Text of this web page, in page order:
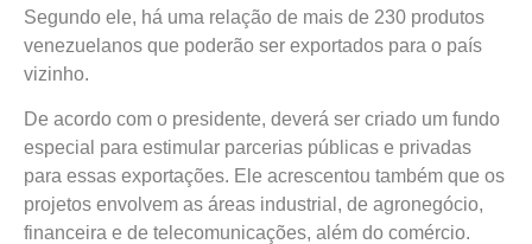
Segundo ele, há uma relação de mais de 230 produtos
venezuelanos que poderão ser exportados para o país
vizinho.
De acordo com o presidente, deverá ser criado um fundo
especial para estimular parcerias públicas e privadas
para essas exportações. Ele acrescentou também que os
projetos envolvem as áreas industrial, de agronegócio,
financeira e de telecomunicações, além do comércio.